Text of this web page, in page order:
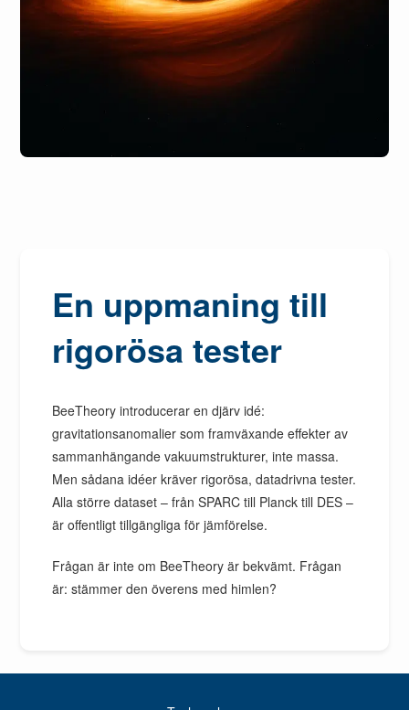
En uppmaning till
rigorösa tester
BeeTheory introducerar en djärv idé:
gravitationsanomalier som framväxande effekter av
sammanhängande vakuumstrukturer, inte massa.
Men sådana idéer kräver rigorösa, datadrivna tester.
Alla större dataset – från SPARC till Planck till DES –
är offentligt tillgängliga för jämförelse.
Frågan är inte om BeeTheory är bekvämt. Frågan
är: stämmer den överens med himlen?